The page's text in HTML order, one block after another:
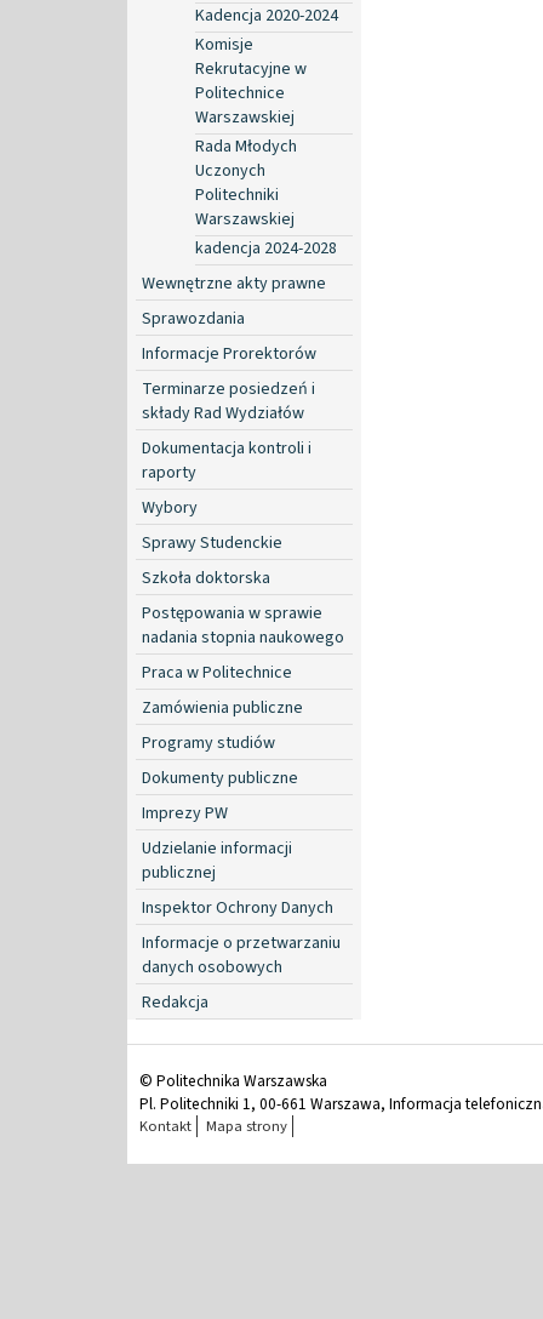
Kadencja 2020-2024
Komisje
Rekrutacyjne w
Politechnice
Warszawskiej
Rada Młodych
Uczonych
Politechniki
Warszawskiej
kadencja 2024-2028
Wewnętrzne akty prawne
Sprawozdania
Informacje Prorektorów
Terminarze posiedzeń i
składy Rad Wydziałów
Dokumentacja kontroli i
raporty
Wybory
Sprawy Studenckie
Szkoła doktorska
Postępowania w sprawie
nadania stopnia naukowego
Praca w Politechnice
Zamówienia publiczne
Programy studiów
Dokumenty publiczne
Imprezy PW
Udzielanie informacji
publicznej
Inspektor Ochrony Danych
Informacje o przetwarzaniu
danych osobowych
Redakcja
© Politechnika Warszawska
Pl. Politechniki 1, 00-661 Warszawa, Informacja
Kontakt Mapa strony